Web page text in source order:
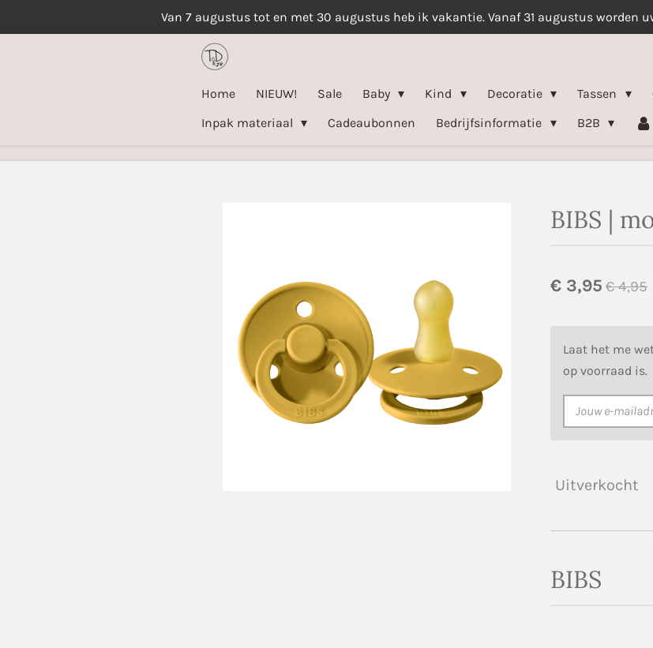
Van 7 augustus tot en met 30 augustus heb ik vakantie. Vanaf 31 augustus worden
Home NIEUW! Sale Baby Kind Decoratie Tassen
Inpak materiaal
Cadeaubonnen Bedrijfsinformatie B2B
BIBS |
€ 3,95 € 4,95
Laat het me
op voorraad is.
Uitverkocht
BIBS